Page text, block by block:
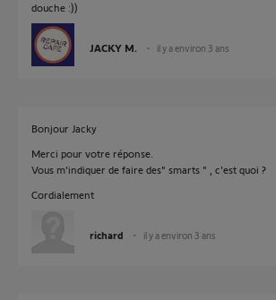
douche :))
JACKY M. il y a environ 3 ans
Bonjour Jacky
Merci pour votre réponse.
Vous m'indiquer de faire des" smarts " , c'est quoi ?
Cordialement
richard il y a environ 3 ans